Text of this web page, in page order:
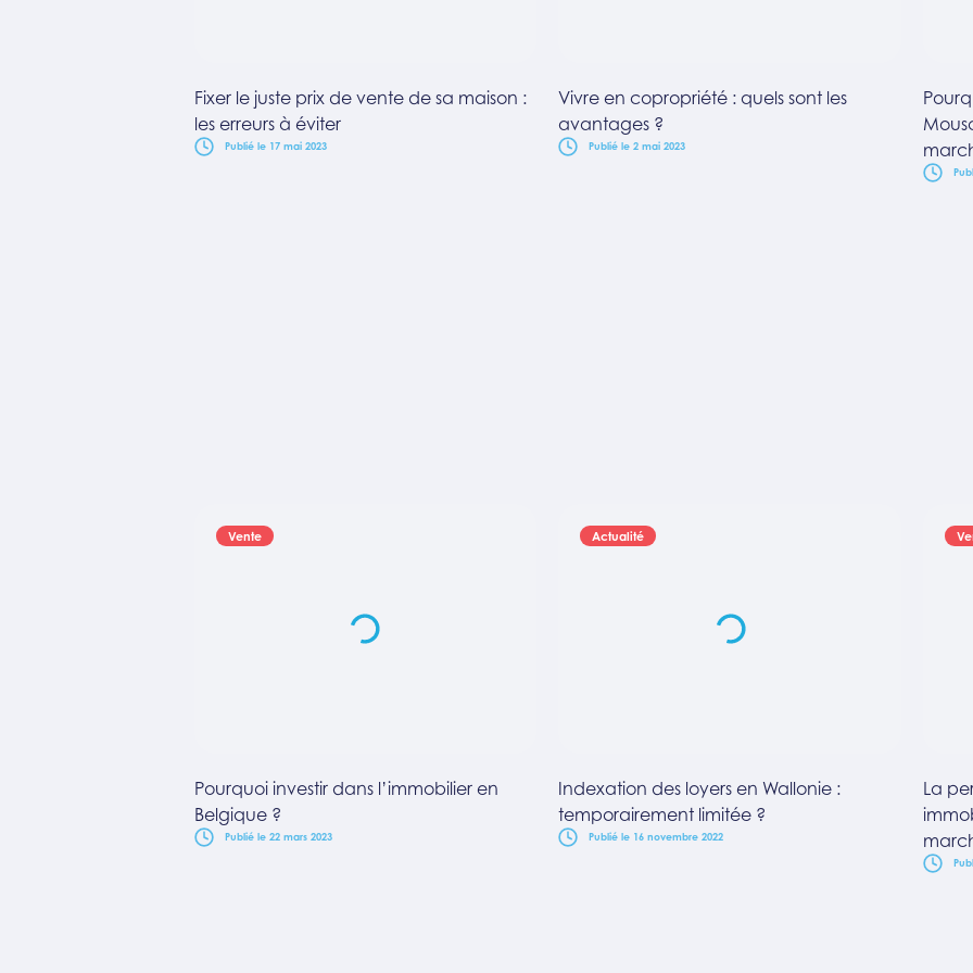
Fixer le juste prix de vente de sa maison :
les erreurs à éviter
Publié le 17 mai 2023
Vivre en copropriété : quels sont les
avantages ?
Publié le 2 mai 2023
Vente
Pourquoi investir dans l’immobilier en
Belgique ?
Publié le 22 mars 2023
Actualité
Indexation des loyers en Wallonie :
temporairement limitée ?
Publié le 16 novembre 2022
La